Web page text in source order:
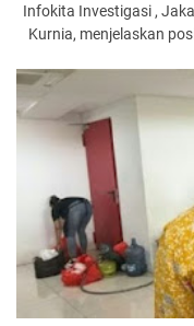
Infokita Investigasi ,
Kurnia, menjelaskan